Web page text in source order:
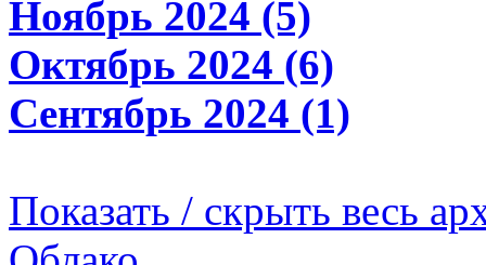
Ноябрь 2024 (5)
Октябрь 2024 (6)
Сентябрь 2024 (1)
Показать / скрыть весь